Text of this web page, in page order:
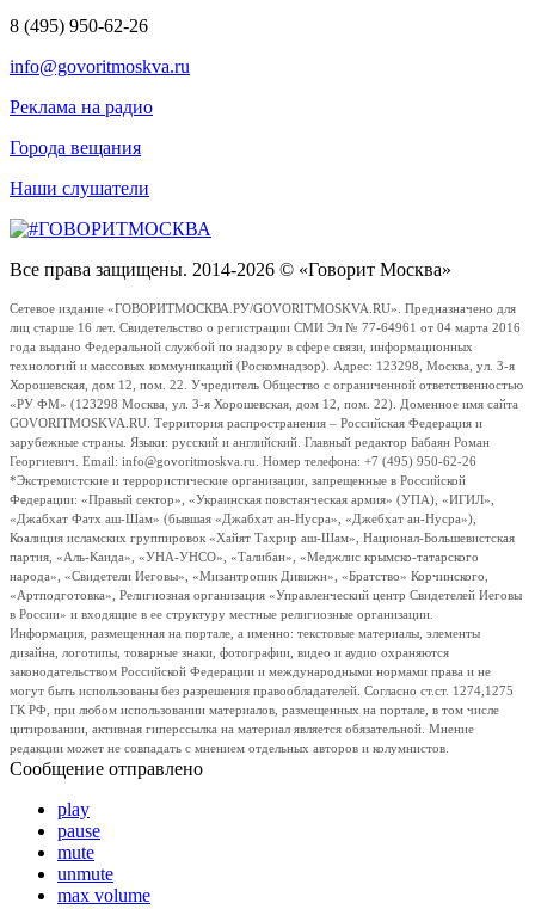
8 (495) 950-62-26
info@govoritmoskva.ru
Реклама на радио
Города вещания
Наши слушатели
Все права защищены. 2014-2026 © «Говорит Москва»
Сетевое издание «ГОВОРИТМОСКВА.РУ/GOVORITMOSKVA.RU». Предназначено для
лиц старше 16 лет. Свидетельство о регистрации СМИ Эл № 77-64961 от 04 марта 2016
года выдано Федеральной службой по надзору в сфере связи, информационных
технологий и массовых коммуникаций (Роскомнадзор). Адрес: 123298, Москва, ул. 3-я
Хорошевская, дом 12, пом. 22. Учредитель Общество с ограниченной ответственностью
«РУ ФМ» (123298 Москва, ул. 3-я Хорошевская, дом 12, пом. 22). Доменное имя сайта
GOVORITMOSKVA.RU. Территория распространения – Российская Федерация и
зарубежные страны. Языки: русский и английский. Главный редактор Бабаян Роман
Георгиевич. Email: info@govoritmoskva.ru. Номер телефона: +7 (495) 950-62-26
*Экстремистские и террористические организации, запрещенные в Российской
Федерации: «Правый сектор», «Украинская повстанческая армия» (УПА), «ИГИЛ»,
«Джабхат Фатх аш-Шам» (бывшая «Джабхат ан-Нусра», «Джебхат ан-Нусра»),
Коалиция исламских группировок «Хайят Тахрир аш-Шам», Национал-Большевистская
партия, «Аль-Каида», «УНА-УНСО», «Талибан», «Меджлис крымско-татарского
народа», «Свидетели Иеговы», «Мизантропик Дивижн», «Братство» Корчинского,
«Артподготовка», Религиозная организация «Управленческий центр Свидетелей Иеговы
в России» и входящие в ее структуру местные религиозные организации.
Информация, размещенная на портале, а именно: текстовые материалы, элементы
дизайна, логотипы, товарные знаки, фотографии, видео и аудио охраняются
законодательством Российской Федерации и международными нормами права и не
могут быть использованы без разрешения правообладателей. Согласно ст.ст. 1274,1275
ГК РФ, при любом использовании материалов, размещенных на портале, в том числе
цитировании, активная гиперссылка на материал является обязательной. Мнение
редакции может не совпадать с мнением отдельных авторов и колумнистов.
Сообщение отправлено
play
pause
mute
unmute
max volume